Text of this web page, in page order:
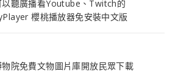
以聽廣播看Youtube、Twitch的
櫻桃播放器免安裝中文版
院免費文物圖片庫開放民眾下載